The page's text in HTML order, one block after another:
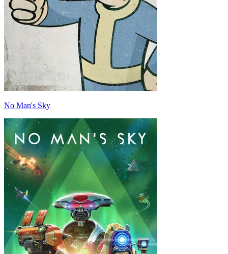
No Man's Sky